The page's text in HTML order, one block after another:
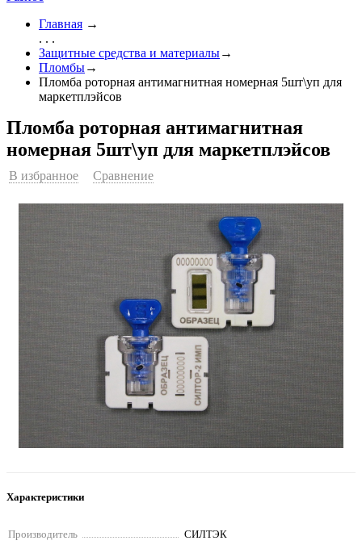
Главная →
. . .
Защитные средства и материалы→
Пломбы→
Пломба роторная антимагнитная номерная 5шт\уп для
маркетплэйсов
Пломба роторная антимагнитная
номерная 5шт\уп для маркетплэйсов
В избранное Сравнение
Характеристики
Производитель СИЛТЭК